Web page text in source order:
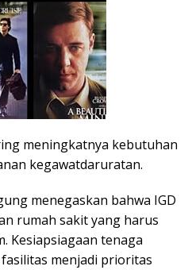
meningkatnya kebutuhan
kegawatdaruratan.
menegaskan bahwa IGD
rumah sakit yang harus
Kesiapsiagaan tenaga
menjadi prioritas